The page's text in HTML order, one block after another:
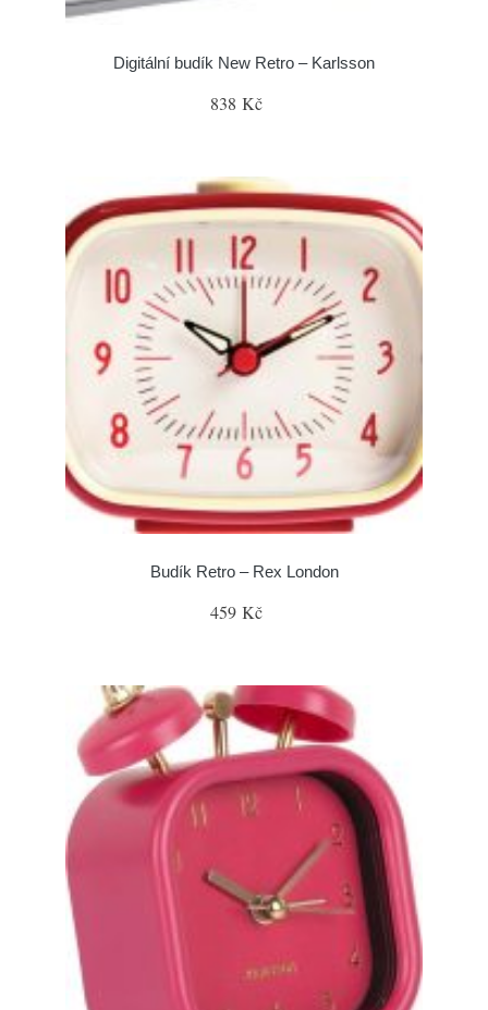
Digitální budík New Retro – Karlsson
838 Kč
Budík Retro – Rex London
459 Kč